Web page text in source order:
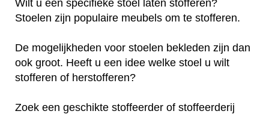
Wilt u een specifieke stoel laten stofferen?
Stoelen zijn populaire meubels om te stofferen.
De mogelijkheden voor stoelen bekleden zijn dan
ook groot. Heeft u een idee welke stoel u wilt
stofferen of herstofferen?
Zoek een geschikte stoffeerder of stoffeerderij